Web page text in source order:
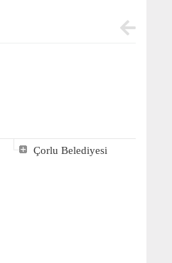
Çorlu Belediyesi